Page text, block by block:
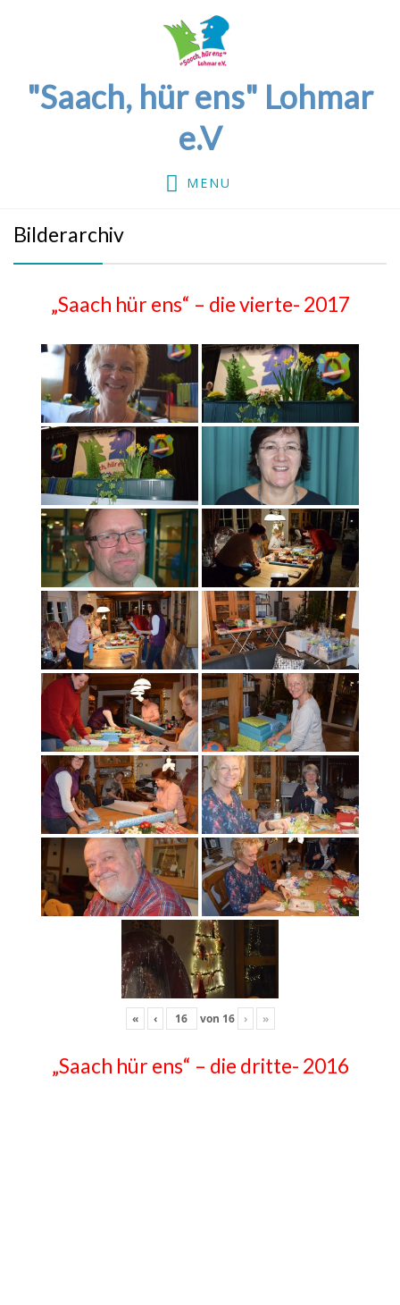
"Saach, hür ens" Lohmar
e.V
MENU
Bilderarchiv
„Saach hür ens“ – die vierte- 2017
« ‹ von 16 › »
„Saach hür ens“ – die dritte- 2016